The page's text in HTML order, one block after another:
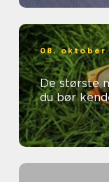
08. oktober
De største
du bør